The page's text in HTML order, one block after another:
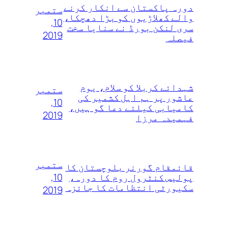
دورہ پاکستان سے انکار کرنے
والے کھلاڑیوں‌ کو بڑا دھچکا،
سری لنکن بورڈ نے سنایا سخت
فیصلہ
ستمبر
10,
2019
شہدائے کربلا کو سلام، یوم
عاشور پر ہم اہل کشمیر کی
کامیابی کیلئے دعا گو ہیں،
فہمیدہ مرزا
ستمبر
10,
2019
قائمقام گورنر بلوچستان کا
پولیس کنٹرول روم کا دورہ،
سکیورٹی انتظامات کا جائزہ
ستمبر
10,
2019